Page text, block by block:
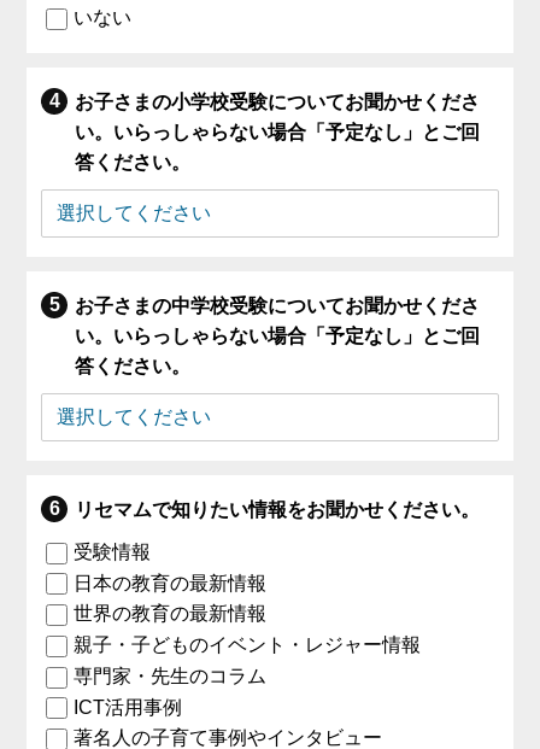
いない
お子さまの小学校受験についてお聞かせくださ
い。いらっしゃらない場合「予定なし」とご回
答ください。
お子さまの中学校受験についてお聞かせくださ
い。いらっしゃらない場合「予定なし」とご回
答ください。
リセマムで知りたい情報をお聞かせください。
受験情報
日本の教育の最新情報
世界の教育の最新情報
親子・子どものイベント・レジャー情報
専門家・先生のコラム
ICT活用事例
著名人の子育て事例やインタビュー